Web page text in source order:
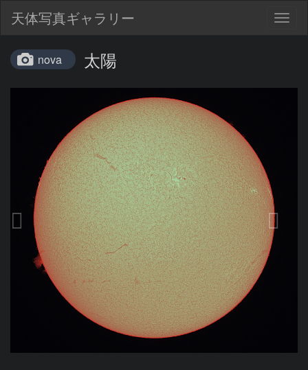
天体写真ギャラリー
nova 太陽